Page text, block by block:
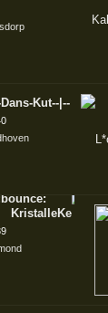
Kut--|--
KristalleKe